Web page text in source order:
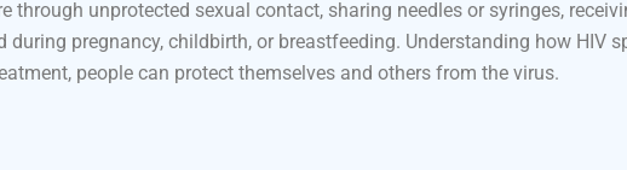
through unprotected sexual contact, sharing needles or syringes,
during pregnancy, childbirth, or breastfeeding. Understanding how
people can protect themselves and others from the virus.